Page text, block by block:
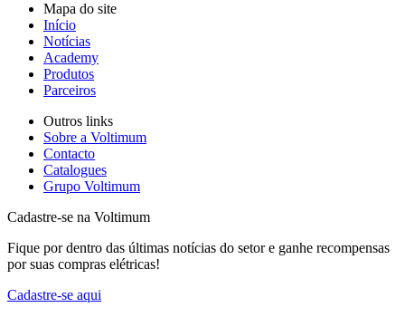
Mapa do site
Início
Notícias
Academy
Produtos
Parceiros
Outros links
Sobre a Voltimum
Contacto
Catalogues
Grupo Voltimum
Cadastre-se na Voltimum
Fique por dentro das últimas notícias do setor e ganhe recompensas
por suas compras elétricas!
Cadastre-se aqui